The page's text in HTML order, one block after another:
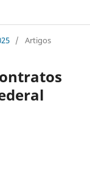
/ Artigos